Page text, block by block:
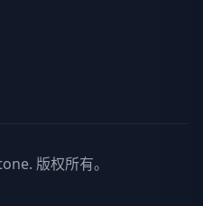
版权所有。